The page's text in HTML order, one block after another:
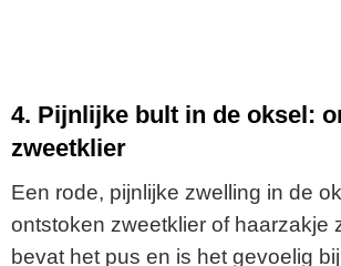
4. Pijnlijke bult in de oksel:
zweetklier
Een rode, pijnlijke zwelling in de
ontstoken zweetklier of haarzakje
bevat het pus en is het gevoelig